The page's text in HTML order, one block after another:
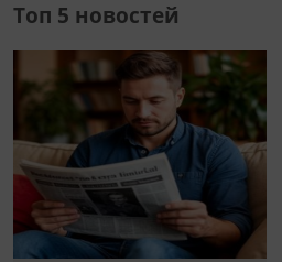
Топ 5 новостей